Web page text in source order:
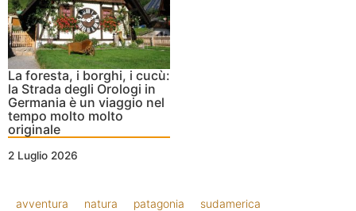
La foresta, i borghi, i cucù:
la Strada degli Orologi in
Germania è un viaggio nel
tempo molto molto
originale
2 Luglio 2026
avventura natura patagonia sudamerica